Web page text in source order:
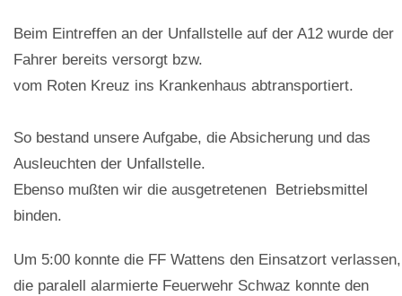
Beim Eintreffen an der Unfallstelle auf der A12 wurde der
Fahrer bereits versorgt bzw.
vom Roten Kreuz ins Krankenhaus abtransportiert.
So bestand unsere Aufgabe, die Absicherung und das
Ausleuchten der Unfallstelle.
Ebenso mußten wir die ausgetretenen Betriebsmittel
binden.
Um 5:00 konnte die FF Wattens den Einsatzort verlassen,
die paralell alarmierte Feuerwehr Schwaz konnte den